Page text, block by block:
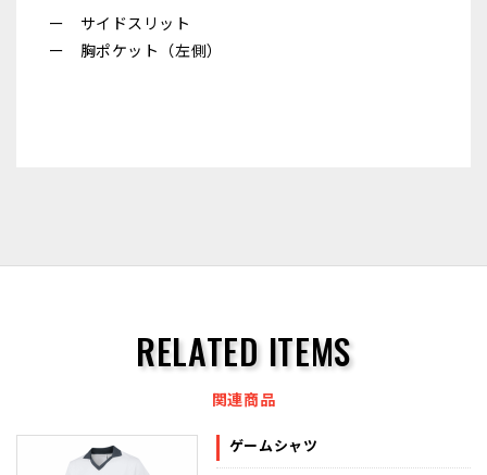
ー サイドスリット
ー 胸ポケット（左側）
RELATED ITEMS
関連商品
ゲームシャツ